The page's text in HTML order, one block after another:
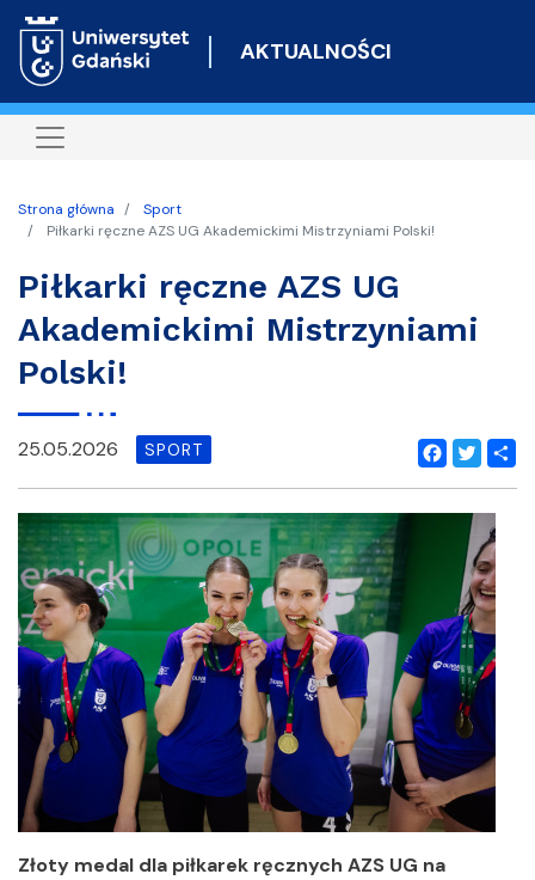
do
AKTUALNOŚCI
Strona główna
Sport
Piłkarki ręczne AZS UG Akademickimi Mistrzyniami Polski!
Piłkarki ręczne AZS UG
Akademickimi Mistrzyniami
Polski!
Facebook
Twitter
25.05.2026 SPORT
Złoty medal dla piłkarek ręcznych AZS UG na